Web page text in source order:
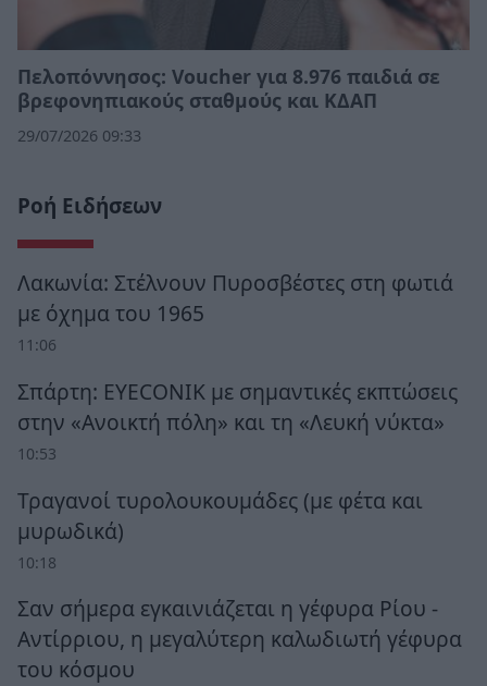
Πελοπόννησος: Voucher για 8.976 παιδιά σε
βρεφονηπιακούς σταθμούς και ΚΔΑΠ
29/07/2026 09:33
Ροή Ειδήσεων
Λακωνία: Στέλνουν Πυροσβέστες στη φωτιά
με όχημα του 1965
11:06
Σπάρτη: EYECONIK με σημαντικές εκπτώσεις
στην «Ανοικτή πόλη» και τη «Λευκή νύκτα»
10:53
Τραγανοί τυρολουκουμάδες (με φέτα και
μυρωδικά)
10:18
Σαν σήμερα εγκαινιάζεται η γέφυρα Ρίου -
Αντίρριου, η μεγαλύτερη καλωδιωτή γέφυρα
του κόσμου